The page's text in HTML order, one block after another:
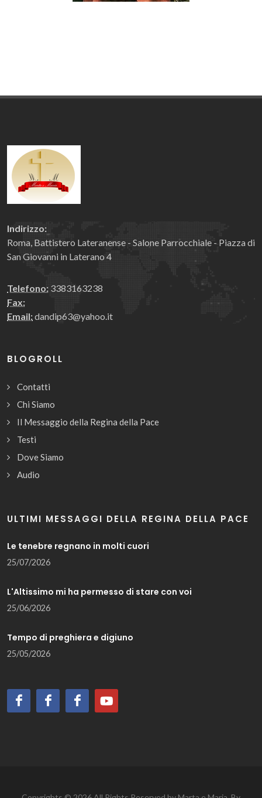
Indirizzo:
Roma, Battistero Lateranense - Salone Parrocchiale - Piazza di
San Giovanni in Laterano 4
Telefono: 3383163238
Fax:
Email:dandip63@yahoo.it
BLOGROLL
Contatti
Chi Siamo
Il Messaggio della Regina della Pace
Testi
Dove Siamo
Audio
ULTIMI MESSAGGI DELLA REGINA DELLA PACE
Le tenebre regnano in molti cuori
25/07/2026
L'Altissimo mi ha permesso di stare con voi
25/06/2026
Tempo di preghiera e digiuno
25/05/2026